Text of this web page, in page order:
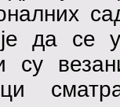
да се
су